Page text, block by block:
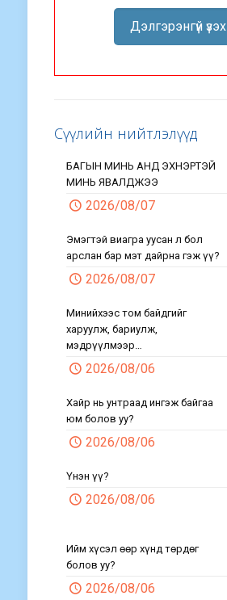
Дэлгэрэнгүй үзэх
Сүүлийн нийтлэлүүд
БАГЫН МИНЬ АНД ЭХНЭРТЭЙ
МИНЬ ЯВАЛДЖЭЭ
2026/08/07
Эмэгтэй виагра уусан л бол
арслан бар мэт дайрна гэж үү?
2026/08/07
Минийхээс том байдгийг
харуулж, бариулж,
мэдрүүлмээр…
2026/08/06
Хайр нь унтраад ингэж байгаа
юм болов уу?
2026/08/06
Үнэн үү?
2026/08/06
Ийм хүсэл өөр хүнд төрдөг
болов уу?
2026/08/06